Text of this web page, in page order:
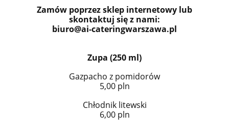
Zamów poprzez sklep internetowy lub
skontaktuj się z nami:
biuro@ai-cateringwarszawa.pl
Zupa (250 ml)
Gazpacho z pomidorów
5,00 pln
Chłodnik litewski
6,00 pln